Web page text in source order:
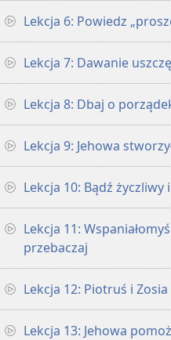
Lekcja 6: Powiedz
Lekcja 7: Dawanie
Lekcja 8: Dbaj o
Lekcja 9: Jehowa
Lekcja 10: Bądź życzliwy
Lekcja 11:
przebaczaj
Lekcja 12: Piotruś i
Lekcja 13: Jehowa